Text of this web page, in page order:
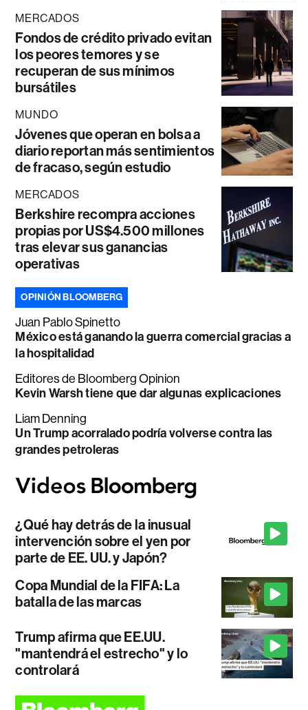
MERCADOS
Fondos de crédito privado evitan
los peores temores y se
recuperan de sus mínimos
bursátiles
MUNDO
Jóvenes que operan en bolsa a
diario reportan más sentimientos
de fracaso, según estudio
MERCADOS
Berkshire recompra acciones
propias por US$4.500 millones
tras elevar sus ganancias
operativas
OPINIÓN BLOOMBERG
Juan Pablo Spinetto
México está ganando la guerra comercial gracias a
la hospitalidad
Editores de Bloomberg Opinion
Kevin Warsh tiene que dar algunas explicaciones
Liam Denning
Un Trump acorralado podría volverse contra las
grandes petroleras
¿Qué hay detrás de la inusual
intervención sobre el yen por
parte de EE. UU. y Japón?
Copa Mundial de la FIFA: La
batalla de las marcas
Trump afirma que EE.UU.
"mantendrá el estrecho" y lo
controlará